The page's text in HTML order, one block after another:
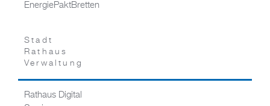
EnergiePaktBretten
Stadt
Rathaus
Verwaltung
Rathaus Digital